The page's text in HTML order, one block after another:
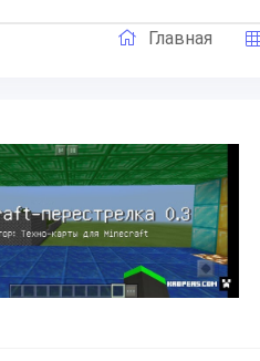
Главная